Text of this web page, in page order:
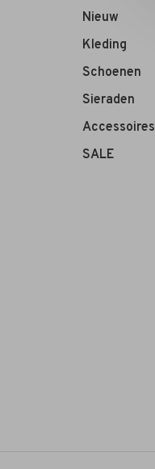
Nieuw
Kleding
Schoenen
Sieraden
Accessoires
SALE